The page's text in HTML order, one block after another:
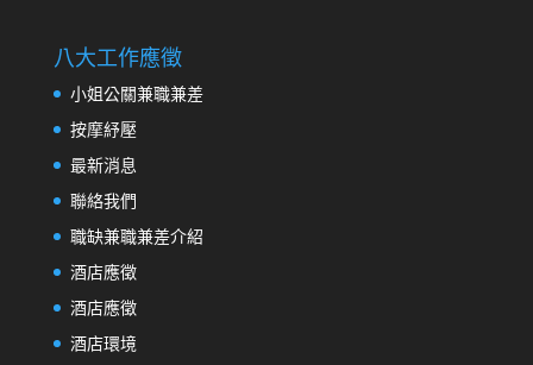
八大工作應徵
小姐公關兼職兼差
按摩紓壓
最新消息
聯絡我們
職缺兼職兼差介紹
酒店應徵
酒店應徵
酒店環境